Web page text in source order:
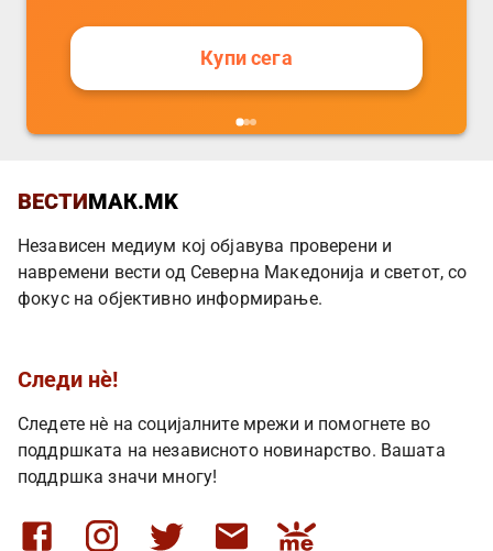
Купи сега
ВЕСТИМАК.MK
Независен медиум кој објавува проверени и
навремени вести од Северна Македонија и светот, со
фокус на објективно информирање.
Следи нè!
Следете нè на социјалните мрежи и помогнете во
поддршката на независното новинарство. Вашата
поддршка значи многу!